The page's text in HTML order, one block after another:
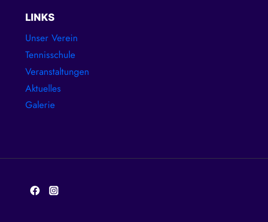
LINKS
Unser Verein
Tennisschule
Veranstaltungen
Aktuelles
Galerie